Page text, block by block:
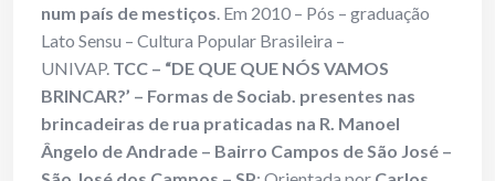
num país de mestiços . Em 2010 – Pós – graduação
Lato Sensu – Cultura Popular Brasileira –
UNIVAP. TCC – “DE QUE QUE NÓS VAMOS
BRINCAR?’ – Formas de Sociab. presentes nas
brincadeiras de rua praticadas na R. Manoel
Ângelo de Andrade – Bairro Campos de São José –